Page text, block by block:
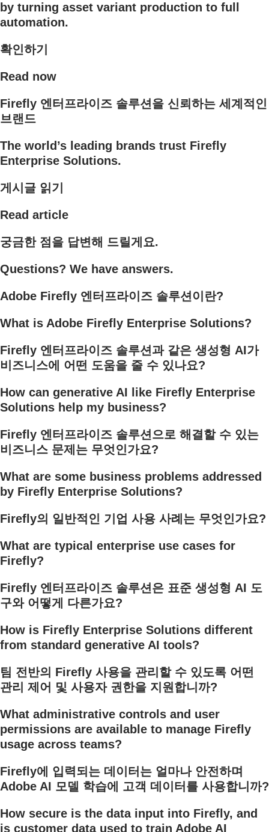
by turning asset variant production to full
automation.
확인하기
Read now
Firefly 엔터프라이즈 솔루션을 신뢰하는 세계적인
브랜드
The world’s leading brands trust Firefly
Enterprise Solutions.
게시글 읽기
Read article
궁금한 점을 답변해 드릴게요.
Questions? We have answers.
Adobe Firefly 엔터프라이즈 솔루션이란?
What is Adobe Firefly Enterprise Solutions?
Firefly 엔터프라이즈 솔루션과 같은 생성형 AI가
비즈니스에 어떤 도움을 줄 수 있나요?
How can generative AI like Firefly Enterprise
Solutions help my business?
Firefly 엔터프라이즈 솔루션으로 해결할 수 있는
비즈니스 문제는 무엇인가요?
What are some business problems addressed
by Firefly Enterprise Solutions?
Firefly의 일반적인 기업 사용 사례는 무엇인가요?
What are typical enterprise use cases for
Firefly?
Firefly 엔터프라이즈 솔루션은 표준 생성형 AI 도
구와 어떻게 다른가요?
How is Firefly Enterprise Solutions different
from standard generative AI tools?
팀 전반의 Firefly 사용을 관리할 수 있도록 어떤
관리 제어 및 사용자 권한을 지원합니까?
What administrative controls and user
permissions are available to manage Firefly
usage across teams?
Firefly에 입력되는 데이터는 얼마나 안전하며
Adobe AI 모델 학습에 고객 데이터를 사용합니까?
How secure is the data input into Firefly, and
is customer data used to train Adobe AI